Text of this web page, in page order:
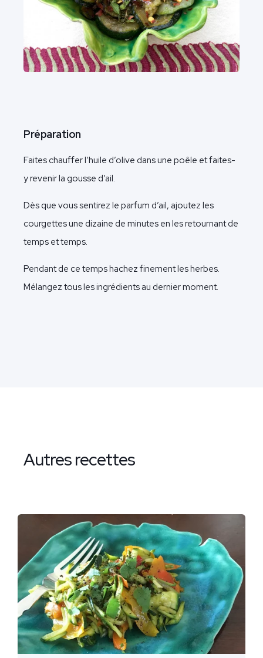
Préparation
Faites chauffer l’huile d’olive dans une poêle et faites-
y revenir la gousse d’ail.
Dès que vous sentirez le parfum d’ail, ajoutez les
courgettes une dizaine de minutes en les retournant de
temps et temps.
Pendant de ce temps hachez finement les herbes.
Mélangez tous les ingrédients au dernier moment.
Autres recettes